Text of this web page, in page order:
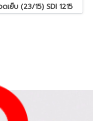
ดเย็บ (23/15) SDI 1215